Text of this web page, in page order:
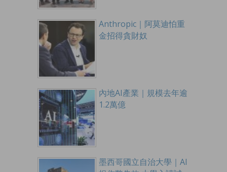
Anthropic｜阿莫迪怕重
金招得貪財奴
內地AI產業｜規模去年逾
1.2萬億
墨西哥國立自治大學｜AI